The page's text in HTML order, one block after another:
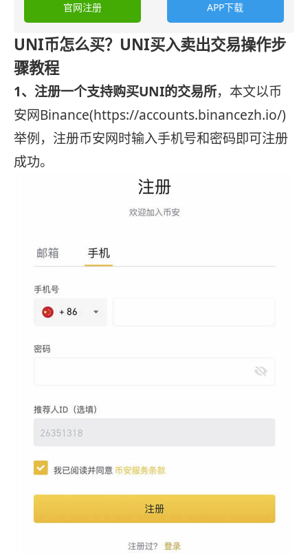
官网注册 APP下载
UNI币怎么买？UNI买入卖出交易操作步
骤教程
1、注册一个支持购买UNI的交易所，本文以币
安网Binance(https://accounts.binancezh.io/)
举例，注册币安网时输入手机号和密码即可注册
成功。